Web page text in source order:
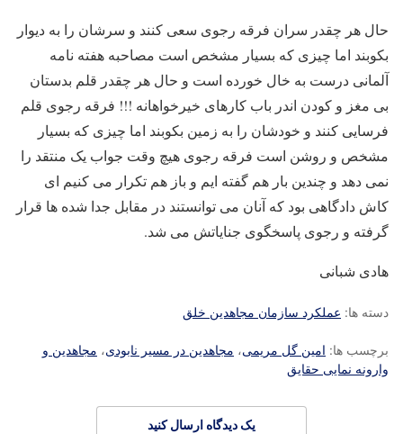
حال هر چقدر سران فرقه رجوی سعی کنند و سرشان را به دیوار
بکوبند اما چیزی که بسیار مشخص است مصاحبه هفته نامه
آلمانی درست به خال خورده است و حال هر چقدر قلم بدستان
بی مغز و کودن اندر باب کارهای خیرخواهانه !!! فرقه رجوی قلم
فرسایی کنند و خودشان را به زمین بکوبند اما چیزی که بسیار
مشخص و روشن است فرقه رجوی هیچ وقت جواب یک منتقد را
نمی دهد و چندین بار هم گفته ایم و باز هم تکرار می کنیم ای
کاش دادگاهی بود که آنان می توانستند در مقابل جدا شده ها قرار
گرفته و رجوی پاسخگوی جنایاتش می شد.
هادی شبانی
دسته ها: عملکرد سازمان مجاهدین خلق
برچسب ها: امین گل مریمی، مجاهدین در مسیر نابودی، مجاهدین و
وارونه نمایی حقایق
یک دیدگاه ارسال کنید